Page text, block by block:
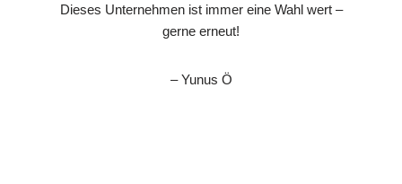
Dieses Unternehmen ist immer eine Wahl wert –
gerne erneut!
– Yunus Ö